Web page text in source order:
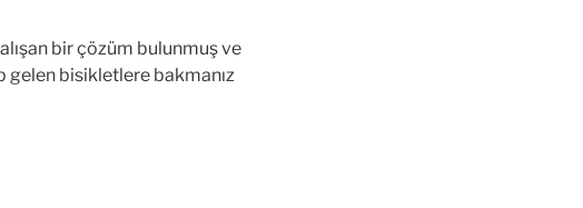
bir çözüm bulunmuş ve
gelen bisikletlere bakmanız